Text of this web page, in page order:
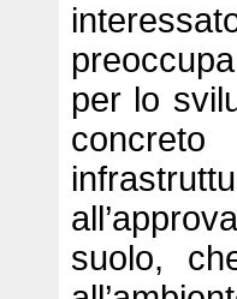
per lo
suolo,